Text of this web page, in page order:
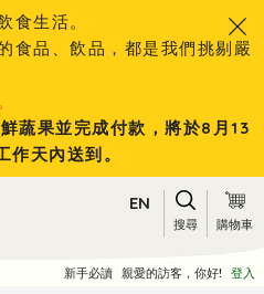
食生活。
食品、飲品，都是我們挑剔嚴
蔬果並完成付款，將於8月13
天內送到。
EN
搜尋 購物車
新手必讀 親愛的訪客，你好! 登入